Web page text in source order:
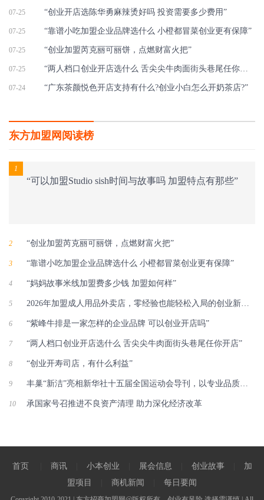
07-25 “创业开店选陈华勇麻辣烫好吗 投资需要多少费用”
07-25 “靠谱小吃加盟企业品牌选什么 小橙都冒菜创业更有保障”
07-25 “创业加盟芮克丽可丽饼，点燃财富火把”
07-25 “两人档口创业开店选什么 舌尖尖牛肉面街头巷尾任你开店”
07-24 “广东茶颜悦色开店支持有什么?创业小白怎么开奶茶店?”
东方加盟网阅读榜
1
“可以加盟Studio sish时间与故事吗 加盟特点有那些”
2 “创业加盟芮克丽可丽饼，点燃财富火把”
3 “靠谱小吃加盟企业品牌选什么 小橙都冒菜创业更有保障”
4 “妈妈故事米线加盟费多少钱 加盟如何样”
5 2026年加盟成人用品外卖店，零经验也能轻松入局的创业新路径
6 “紫峰牛排是一家怎样的企业品牌 可以创业开店吗”
7 “两人档口创业开店选什么 舌尖尖牛肉面街头巷尾任你开店”
8 “创业开寿司店，有什么利益”
9 丰巢“新洁”亮相新华社十五届全国运动会导刊，以专业品质致敬全运精神
10 承国家号召推进不良资产清理 助力深化经济改革
首页 商讯 小本创业 展会信息 创业故事
加
盟项目
商机新闻 每日要闻